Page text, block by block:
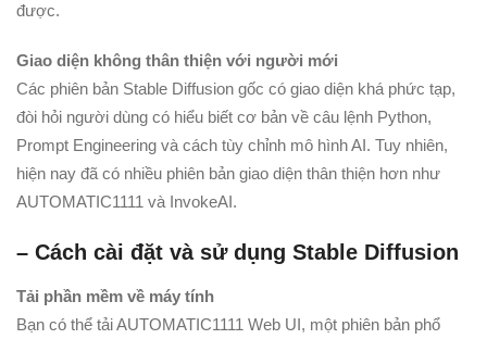
được.
Giao diện không thân thiện với người mới
Các phiên bản Stable Diffusion gốc có giao diện khá phức tạp,
đòi hỏi người dùng có hiểu biết cơ bản về câu lệnh Python,
Prompt Engineering và cách tùy chỉnh mô hình AI. Tuy nhiên,
hiện nay đã có nhiều phiên bản giao diện thân thiện hơn như
AUTOMATIC1111 và InvokeAI.
– Cách cài đặt và sử dụng Stable Diffusion
Tải phần mềm về máy tính
Bạn có thể tải AUTOMATIC1111 Web UI, một phiên bản phổ